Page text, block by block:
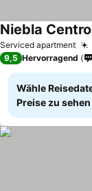
Serviced apartment
Niebla
9,5 Hervorragend
Wähle
Preise zu sehen